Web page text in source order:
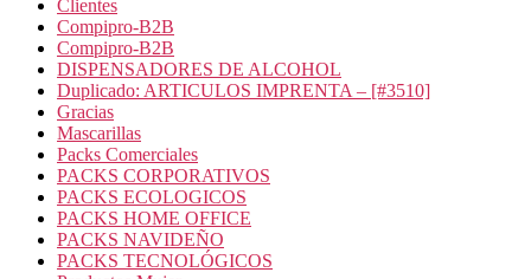
Clientes
Compipro-B2B
Compipro-B2B
DISPENSADORES DE ALCOHOL
Duplicado: ARTICULOS IMPRENTA – [#3510]
Gracias
Mascarillas
Packs Comerciales
PACKS CORPORATIVOS
PACKS ECOLOGICOS
PACKS HOME OFFICE
PACKS NAVIDEÑO
PACKS TECNOLÓGICOS